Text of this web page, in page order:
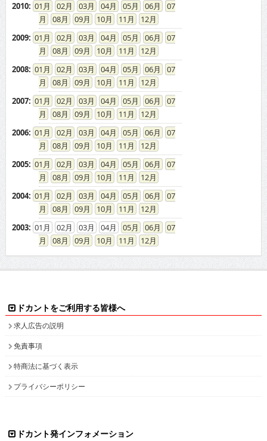
2010: 01 02 03 04 05 06
07
08
09 10 11
12
2009: 01 02 03 04 05 06
07
08
09 10 11
12
2008: 01 02 03 04 05 06
07
08
09 10 11
12
2007: 01 02 03 04 05 06
07
08
09 10 11
12
2006: 01 02 03 04 05 06
07
08
09 10 11
12
2005: 01 02 03 04 05 06
07
08
09 10 11
12
2004: 01 02 03 04 05 06
07
08
09 10 11
12
2003: 01 02 03 04 05 06
07
08
09 10 11 12
ドカントをご利用する皆様へ
求人広告の説明
免責事項
特商法に基づく表示
プライバシーポリシー
ドカント発インフォメーション